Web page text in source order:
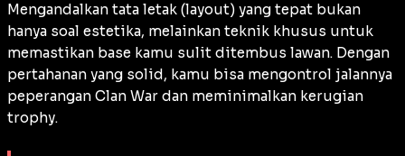
Mengandalkan tata letak (layout) yang tepat bukan
hanya soal estetika, melainkan teknik khusus untuk
memastikan base kamu sulit ditembus lawan. Dengan
pertahanan yang solid, kamu bisa mengontrol jalannya
peperangan Clan War dan meminimalkan kerugian
trophy.